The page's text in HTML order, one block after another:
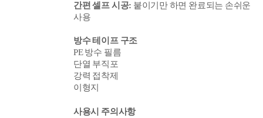
간편 셀프 시공: 붙이기만 하면 완료되는 손쉬운
사용
방수 테이프 구조
PE 방수 필름
단열 부직포
강력 접착제
이형지
사용시 주의사항